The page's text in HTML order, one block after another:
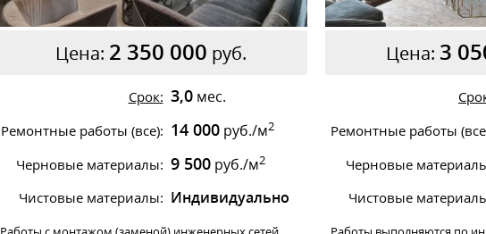
Цена: 2 350 000 руб.
Срок: 3,0мес.
Ремонтные работы (все): 14 000руб./м2
Черновые материалы: 9 500руб./м2
Чистовые материалы: Индивидуально
Цена: 3
Ремонтные работы
Черновые
Чистовые